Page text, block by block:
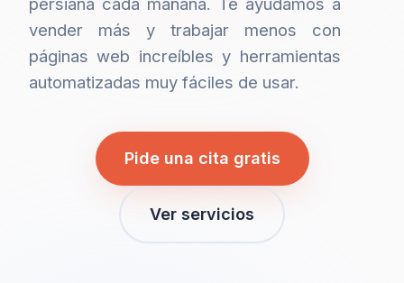
vender más y trabajar menos con
páginas web increíbles y herramientas
automatizadas muy fáciles de usar.
Pide una cita gratis
Ver servicios